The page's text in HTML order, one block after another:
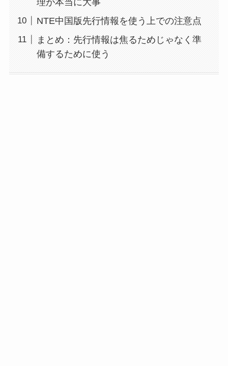
NTE中国版先行情報を使う上での注意点
まとめ：先行情報は焦るためじゃなく準
備するために使う